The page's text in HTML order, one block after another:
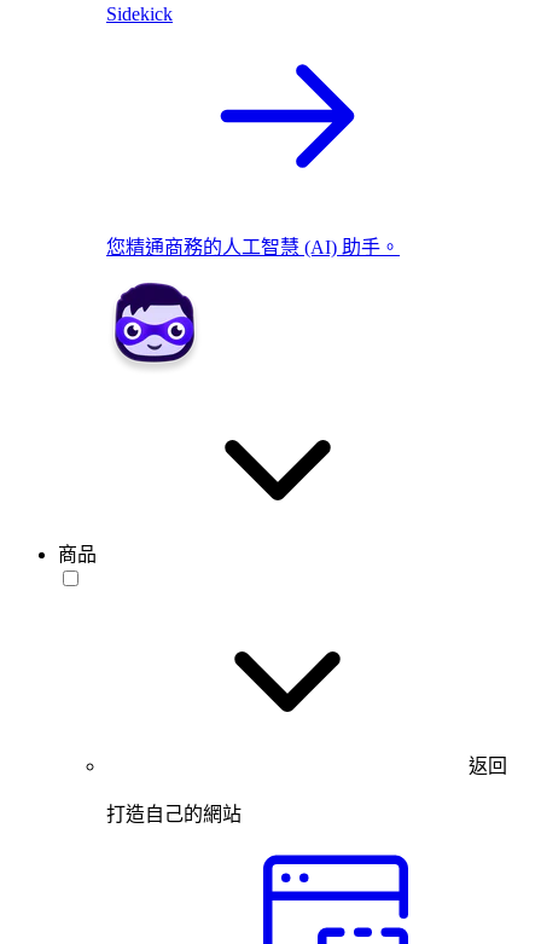
Sidekick
您精通商務的人工智慧 (AI) 助手。
商品
返回
打造自己的網站